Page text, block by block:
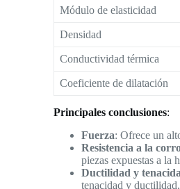
Módulo de elasticidad
Densidad
Conductividad térmica
Coeficiente de dilatación
Principales conclusiones:
Fuerza: Ofrece un
Resistencia a la
piezas expuestas a la
Ductilidad y
tenacidad y